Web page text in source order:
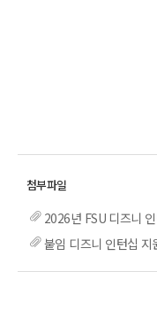
2026년 FSU 디즈니
붙임 디즈니 인턴십